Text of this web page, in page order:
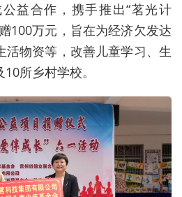
益合作，携手推出“茗光计
100万元，旨在为经济欠发达
活物资等，改善儿童学习、生
所乡村学校。